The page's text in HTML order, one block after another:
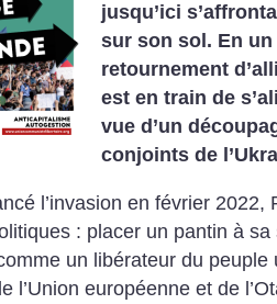
jusqu’ici
sur son sol. En
retournement
est en train de
vue d’un
conjoints de
l’invasion en février 2022,
: placer un pantin à sa
un libérateur du peuple
l’Union européenne et de